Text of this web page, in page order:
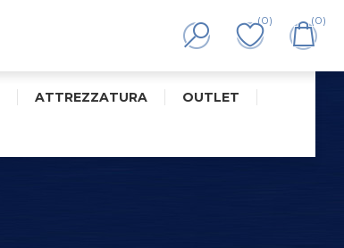
(0) (0)
ATTREZZATURA OUTLET